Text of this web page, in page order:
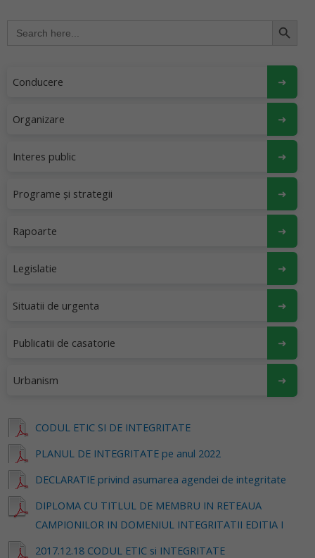
for:
Conducere
Organizare
Interes public
Programe și strategii
Rapoarte
Legislatie
Situatii de urgenta
Publicatii de casatorie
Urbanism
CODUL ETIC SI DE INTEGRITATE
PLANUL DE INTEGRITATE pe anul 2022
DECLARATIE privind asumarea agendei de integritate
DIPLOMA CU TITLUL DE MEMBRU IN RETEAUA
CAMPIONILOR IN DOMENIUL INTEGRITATII EDITIA I
2017.12.18 CODUL ETIC si INTEGRITATE